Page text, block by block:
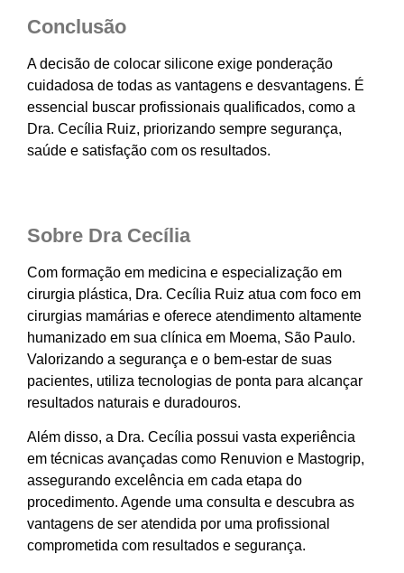
Conclusão
A decisão de colocar silicone exige ponderação
cuidadosa de todas as vantagens e desvantagens. É
essencial buscar profissionais qualificados, como a
Dra. Cecília Ruiz, priorizando sempre segurança,
saúde e satisfação com os resultados.
Sobre Dra Cecília
Com formação em medicina e especialização em
cirurgia plástica, Dra. Cecília Ruiz atua com foco em
cirurgias mamárias e oferece atendimento altamente
humanizado em sua clínica em Moema, São Paulo.
Valorizando a segurança e o bem-estar de suas
pacientes, utiliza tecnologias de ponta para alcançar
resultados naturais e duradouros.
Além disso, a Dra. Cecília possui vasta experiência
em técnicas avançadas como Renuvion e Mastogrip,
assegurando excelência em cada etapa do
procedimento. Agende uma consulta e descubra as
vantagens de ser atendida por uma profissional
comprometida com resultados e segurança.